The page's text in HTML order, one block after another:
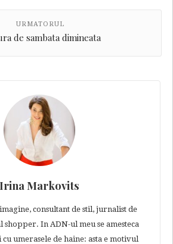
URMATORUL
de sambata dimineata
Irina Markovits
consultant de stil, jurnalist de
shopper. In ADN-ul meu se amesteca
umerasele de haine: asta e motivul